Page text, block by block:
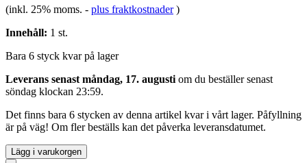
(inkl. 25% moms. - plus fraktkostnader )
Innehåll: 1 st.
Bara 6 styck kvar på lager
Leverans senast måndag, 17. augusti om du beställer senast
söndag klockan 23:59.
Det finns bara 6 stycken av denna artikel kvar i vårt lager. Påfyllning
är på väg! Om fler beställs kan det påverka leveransdatumet.
Lägg i varukorgen